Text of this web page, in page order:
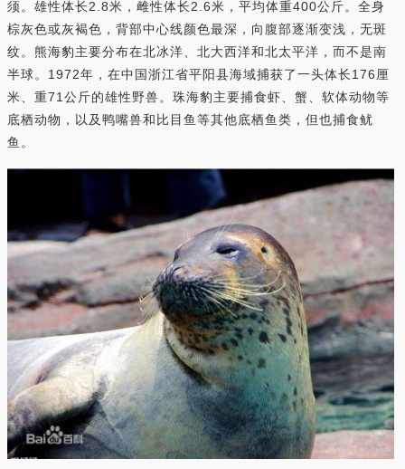
须。雄性体长2.8米，雌性体长2.6米，平均体重400公斤。全身
棕灰色或灰褐色，背部中心线颜色最深，向腹部逐渐变浅，无斑
纹。熊海豹主要分布在北冰洋、北大西洋和北太平洋，而不是南
半球。1972年，在中国浙江省平阳县海域捕获了一头体长176厘
米、重71公斤的雄性野兽。珠海豹主要捕食虾、蟹、软体动物等
底栖动物，以及鸭嘴兽和比目鱼等其他底栖鱼类，但也捕食鱿
鱼。